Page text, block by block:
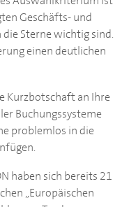
Geschäfts- und
die Sterne wichtig sind.
einen deutlichen
Kurzbotschaft an Ihre
Buchungssysteme
problemlos in die
haben sich bereits 21
„Europäischen